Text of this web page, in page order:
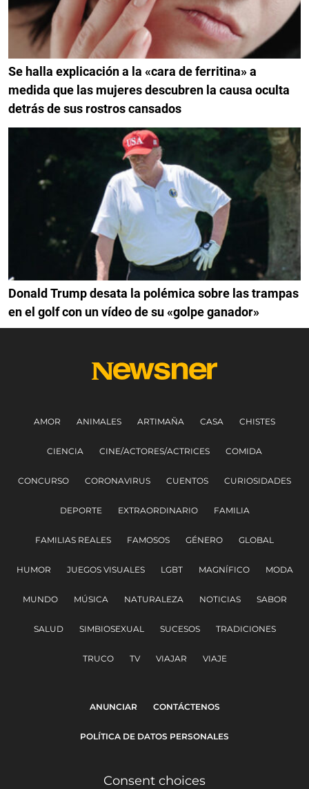
Se halla explicación a la «cara de ferritina» a
medida que las mujeres descubren la causa oculta
detrás de sus rostros cansados
Donald Trump desata la polémica sobre las trampas
en el golf con un vídeo de su «golpe ganador»
AMOR ANIMALES ARTIMAÑA CASA CHISTES
CIENCIA CINE/ACTORES/ACTRICES COMIDA
CONCURSO CORONAVIRUS CUENTOS CURIOSIDADES
DEPORTE EXTRAORDINARIO FAMILIA
FAMILIAS REALES FAMOSOS GÉNERO GLOBAL
HUMOR JUEGOS VISUALES LGBT MAGNÍFICO MODA
MUNDO MÚSICA NATURALEZA NOTICIAS SABOR
SALUD SIMBIOSEXUAL SUCESOS TRADICIONES
TRUCO TV VIAJAR VIAJE
ANUNCIAR CONTÁCTENOS
POLÍTICA DE DATOS PERSONALES
Consent choices